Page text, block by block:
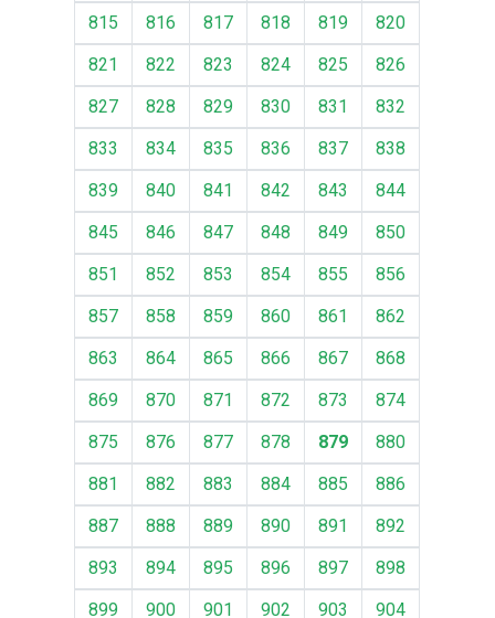
815 816 817 818 819
820
821
822 823 824 825
826
827
828 829 830 831
832
833
834 835 836 837
838
839
840 841 842 843
844
845
846 847 848 849
850
851
852 853 854 855
856
857
858 859 860 861
862
863
864 865 866 867
868
869
870 871 872 873
874
875
876 877 878 879
880
881
882 883 884 885
886
887
888 889 890 891
892
893
894 895 896 897
898
899
900 901 902 903
904